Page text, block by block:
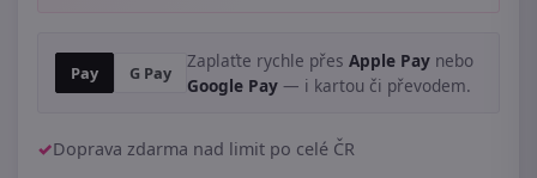
Pay G Pay
Zaplaťte rychle přes Apple Pay nebo
Google Pay — i kartou či převodem.
Doprava zdarma nad limit po celé ČR